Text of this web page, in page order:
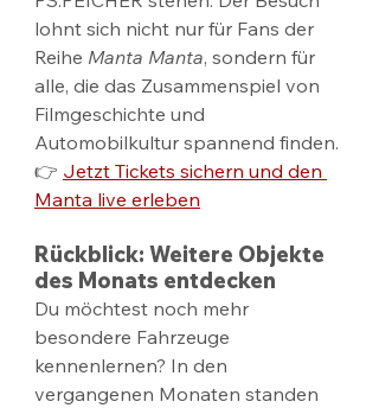
lohnt sich nicht nur für Fans der
Reihe Manta Manta, sondern für
alle, die das Zusammenspiel von
Filmgeschichte und
Automobilkultur spannend finden.
👉 Jetzt Tickets sichern und den
Manta live erleben
Rückblick: Weitere Objekte
des Monats entdecken
Du möchtest noch mehr
besondere Fahrzeuge
kennenlernen? In den
vergangenen Monaten standen